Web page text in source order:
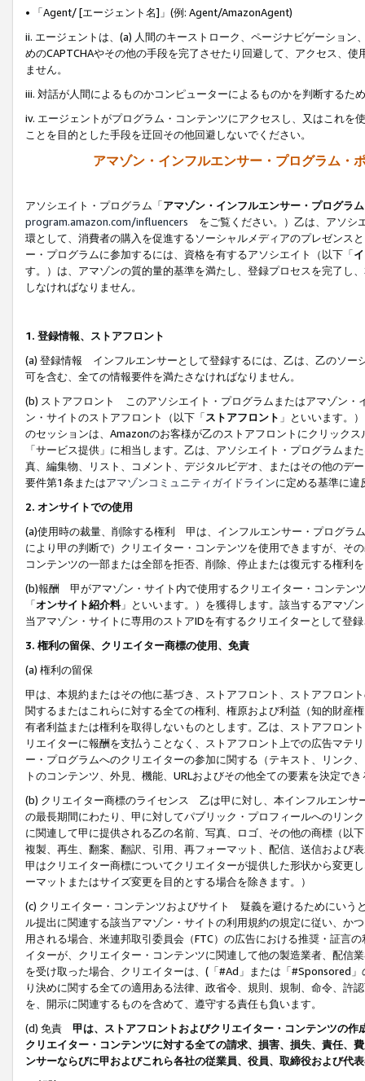
• 「Agent/ [エージェント名]」(例: Agent/AmazonAgent)
ii. エージェントは、(a) 人間のキーストローク、ページナビゲーショ
めのCAPTCHAやその他の手段を完了させたり回避して、アクセス、
ません。
iii. 対話が人間によるものかコンピューターによるものかを判断するた
iv. エージェントがプログラム・コンテンツにアクセスし、又はこれ
ことを目的とした手段を迂回その他回避しないでください。
アマゾン・インフルエンサー・プログラム・
アソシエイト・プログラム「アマゾン・インフルエンサー・プログラム
program.amazon.com/influencers をご覧ください。）乙は、アソシ
環として、消費者の購入を促進するソーシャルメディアのプレゼンス
ー・プログラムに参加するには、資格を有するアソシエイト（以下「
す。）は、アマゾンの質的量的基準を満たし、登録プロセスを完了し、
しなければなりません。
1. 登録情報、ストアフロント
(a) 登録情報 インフルエンサーとして登録するには、乙は、乙のソー
可を含む、全ての情報要件を満たさなければなりません。
(b) ストアフロント このアソシエイト・プログラムまたはアマゾン・
ン・サイトのストアフロント（以下「ストアフロント 」といいます。
のセッションは、Amazonのお客様が乙のストアフロントにクリック
「サービス提供」に相当します。乙は、アソシエイト・プログラム
真、編集物、リスト、コメント、デジタルビデオ、またはその他のデ
要件第1条またはアマゾンコミュニティガイドラインに定める基準に違
2. オンサイトでの使用
(a)使用時の裁量、削除する権利 甲は、インフルエンサー・プログラ
により甲の判断で）クリエイター・コンテンツを使用できますが、そ
コンテンツの一部または全部を拒否、削除、停止または復元する権利
(b)報酬 甲がアマゾン・サイト内で使用するクリエイター・コンテン
「オンサイト紹介料」といいます。）を獲得します。該当するアマゾ
当アマゾン・サイトに専用のストアIDを有するクリエイターとして登
3. 権利の留保、クリエイター商標の使用、免責
(a) 権利の留保
甲は、本規約またはその他に基づき、ストアフロント、ストアフロン
関するまたはこれらに対する全ての権利、権原および利益（知的財産
有者利益または権利を取得しないものとします。乙は、ストアフロン
リエイターに報酬を支払うことなく、ストアフロント上での広告マテ
ー・プログラムへのクリエイターの参加に関する（テキスト、リンク
トのコンテンツ、外見、機能、URLおよびその他全ての要素を決定で
(b) クリエイター商標のライセンス 乙は甲に対し、本インフルエンサ
の最長期間にわたり、甲に対してパブリック・プロフィールへのリン
に関連して甲に提供される乙の名前、写真、ロゴ、その他の商標（以
複製、再生、翻案、翻訳、引用、再フォーマット、配信、送信および
甲はクリエイター商標についてクリエイターが提供した形状から変更
ーマットまたはサイズ変更を目的とする場合を除きます。）
(c) クリエイター・コンテンツおよびサイト 疑義を避けるためにいう
ル提出に関連する該当アマゾン・サイトの利用規約の規定に従い、か
用される場合、米連邦取引委員会（FTC）の広告における推奨・証言
イターが、クリエイター・コンテンツに関連して他の製造業者、配信
を受け取った場合、クリエイターは、(「#Ad」または「#Sponsored
り決めに関する全ての適用ある法律、政省令、規則、規制、命令、許
を、開示に関連するものを含めて、遵守する責任も負います。
(d) 免責 甲は、ストアフロントおよびクリエイター・コンテンツの
クリエイター・コンテンツに対する全ての請求、損害、損失、責任、
ンサーならびに甲およびこれら各社の従業員、役員、取締役および代